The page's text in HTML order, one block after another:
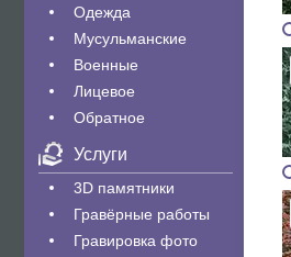
Одежда
Мусульманские
Военные
Лицевое
Обратное
Услуги
3D памятники
Гравëрные работы
Гравировка фото